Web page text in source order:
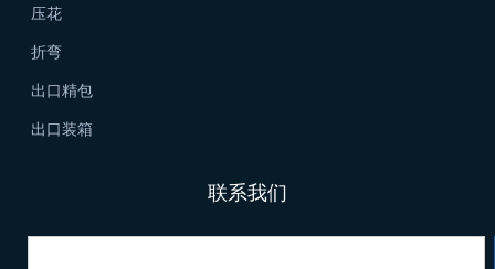
压花
折弯
出口精包
出口装箱
联系我们